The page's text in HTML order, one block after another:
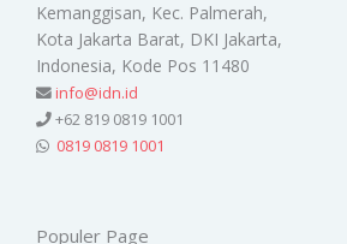
Kemanggisan, Kec. Palmerah,
Kota Jakarta Barat, DKI Jakarta,
Indonesia, Kode Pos 11480
info@idn.id
+62 819 0819 1001
0819 0819 1001
Populer Page